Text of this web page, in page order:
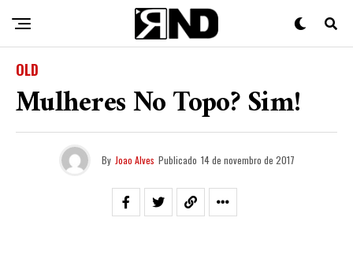
OLD
Mulheres No Topo? Sim!
By Joao Alves Publicado 14 de novembro de 2017